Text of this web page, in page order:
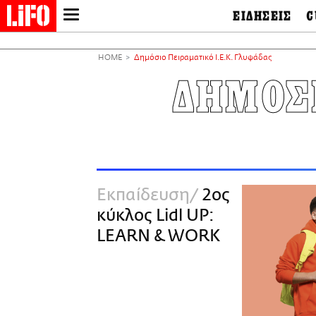
NEWSLETTER
ΜΙΚΡΟΠΡΑΓΜΑΤΑ
THE GOOD LIFO
LIFOLAND
PRINT
ΕΙΔΗΣΕΙΣ
Διεθνή
Οικονομία
Πολιτισμός
Tech &
HOME Δημόσιο Πειραματικό Ι.Ε.Κ. Γλυφάδας
Εκπαίδευση
2ος
κύκλος Lidl UP:
LEARN & WORK